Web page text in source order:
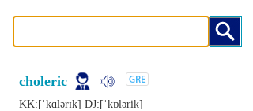
choleric
KK:[ˈkɑlǝrɪk] DJ:[ˈkɒlǝrik]